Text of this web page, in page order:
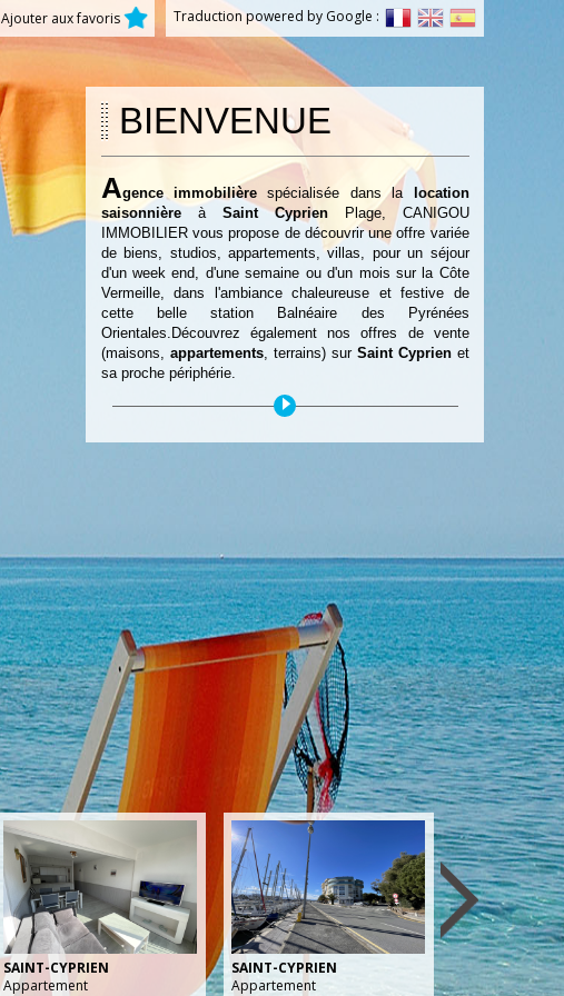
Ajouter aux favoris Traduction powered by Google :
BIENVENUE
Agence immobilière spécialisée dans la location
saisonnièreà Saint CyprienPlage, CANIGOU
IMMOBILIER vous propose de découvrir une offre variée
de biens, studios, appartements, villas, pour un séjour
d'un week end, d'une semaine ou d'un mois sur la Côte
Vermeille, dans l'ambiance chaleureuse et festive de
cette belle station Balnéaire des Pyrénées
Orientales.Découvrez également nos offres de vente
(maisons, appartements, terrains) sur Saint Cyprienet
sa proche périphérie.
SAINT-CYPRIEN
Appartement
SAINT-CYPRIEN
Appartement